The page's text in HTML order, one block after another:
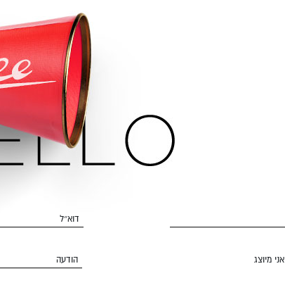
דוא״ל
אני מיוצג הודעה